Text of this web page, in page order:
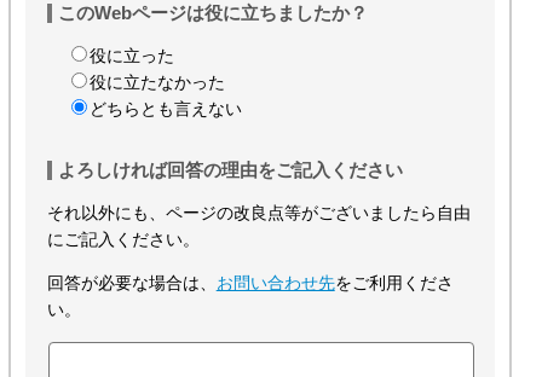
このWebページは役に立ちましたか？
役に立った
役に立たなかった
どちらとも言えない
よろしければ回答の理由をご記入ください
それ以外にも、ページの改良点等がございましたら自由
にご記入ください。
回答が必要な場合は、 お問い合わせ先をご利用くださ
い。